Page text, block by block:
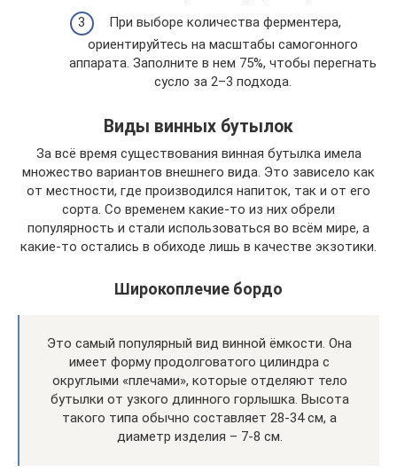
При выборе количества ферментера,
ориентируйтесь на масштабы самогонного
аппарата. Заполните в нем 75%, чтобы перегнать
сусло за 2–3 подхода.
Виды винных бутылок
За всё время существования винная бутылка имела
множество вариантов внешнего вида. Это зависело как
от местности, где производился напиток, так и от его
сорта. Со временем какие-то из них обрели
популярность и стали использоваться во всём мире, а
какие-то остались в обиходе лишь в качестве экзотики.
Широкоплечие бордо
Это самый популярный вид винной ёмкости. Она
имеет форму продолговатого цилиндра с
округлыми «плечами», которые отделяют тело
бутылки от узкого длинного горлышка. Высота
такого типа обычно составляет 28-34 см, а
диаметр изделия – 7-8 см.